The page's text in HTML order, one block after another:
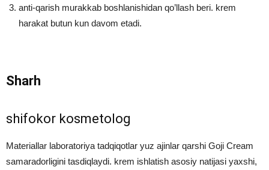
anti-qarish murakkab boshlanishidan qo’llash beri. krem
harakat butun kun davom etadi.
Sharh
shifokor kosmetolog
Materiallar laboratoriya tadqiqotlar yuz ajinlar qarshi Goji Cream
samaradorligini tasdiqlaydi. krem ishlatish asosiy natijasi yaxshi,